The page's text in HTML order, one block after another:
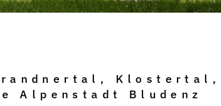
Klostertal,
Alpenstadt Bludenz